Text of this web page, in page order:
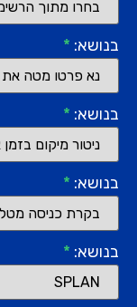
בנושא: *
בנושא: *
בנושא: *
בנושא: *